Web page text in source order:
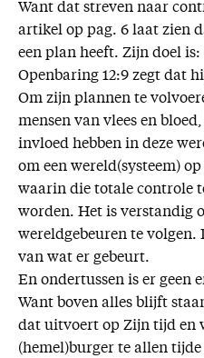
Want dat streven naar
artikel op pag. 6 laat zien
een plan heeft. Zijn doel
Openbaring 12:9 zegt dat
Om zijn plannen te
mensen van vlees en
invloed hebben in deze
om een wereld(systeem)
waarin die totale controle
worden. Het is verstandig
wereldgebeuren te
van wat er gebeurt.
En ondertussen is er geen
Want boven alles blijft
dat uitvoert op Zijn tijd en
(hemel)burger te allen tijde